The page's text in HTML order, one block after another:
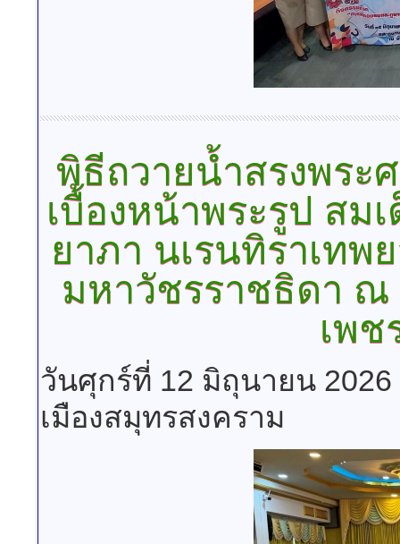
พิธีถวายน้ำสรงพระ
เบื้องหน้าพระรูป สม
ยาภา นเรนทิราเท
มหาวัชรราชธิดา ณ
เพช
วันศุกร์ที่ 12 มิถุนายน 2026
เมืองสมุทรสงคราม